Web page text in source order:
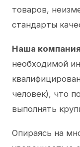
товаров,
стандарты
Наша компания
необходимой
человек), что
выполнять
Опираясь на